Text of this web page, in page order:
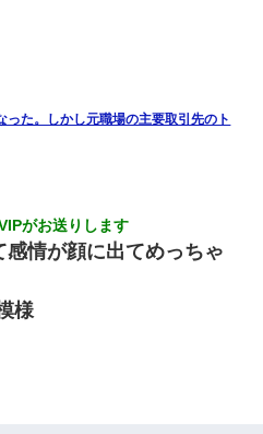
！付き合って下さい！」 ２５歳
て転職した」とSNSで呟いた
上司がLINEを送ってきた。
実は資産家だと知って婚約破棄
て本当？私が付き合ってもい
た。しかし元職場の主要取引先のト
がお送りします
情が顔に出てめっちゃ
様